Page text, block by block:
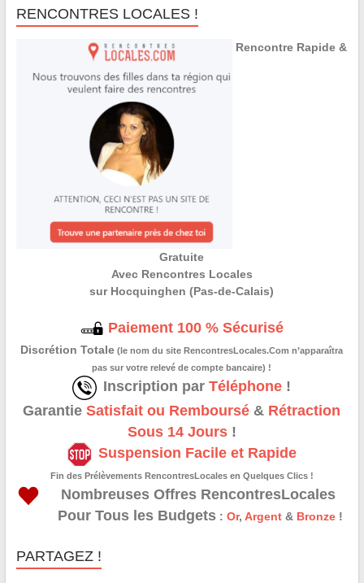
RENCONTRES LOCALES !
Rencontre Rapide &
Gratuite
Avec Rencontres Locales
sur Hocquinghen (Pas-de-Calais)
Paiement 100 % Sécurisé
Discrétion Totale (le nom du site RencontresLocales.Com n’apparaîtra
pas sur votre relevé de compte bancaire) !
Inscription parTéléphone !
GarantieSatisfait ou Remboursé & Rétraction
Sous 14 Jours!
Suspension Facile et Rapide
Fin des Prélèvements RencontresLocales en Quelques Clics !
Nombreuses Offres RencontresLocales
Pour Tous les Budgets: Or, Argent& Bronze!
PARTAGEZ !